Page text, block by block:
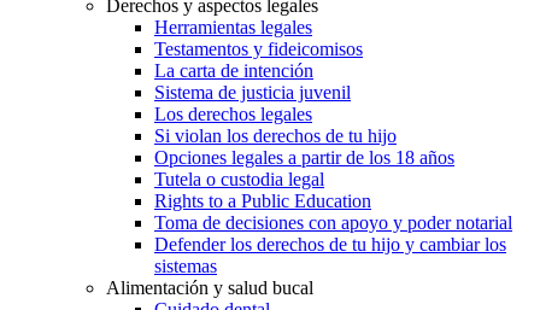
Derechos y aspectos legales
Herramientas legales
Testamentos y fideicomisos
La carta de intención
Sistema de justicia juvenil
Los derechos legales
Si violan los derechos de tu hijo
Opciones legales a partir de los 18 años
Tutela o custodia legal
Rights to a Public Education
Toma de decisiones con apoyo y poder notarial
Defender los derechos de tu hijo y cambiar los
sistemas
Alimentación y salud bucal